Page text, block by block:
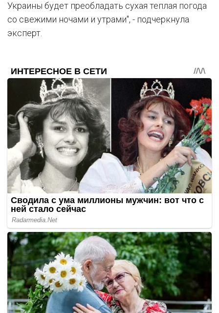
Украины будет преобладать сухая теплая погода
со свежими ночами и утрами", - подчеркнула
эксперт.